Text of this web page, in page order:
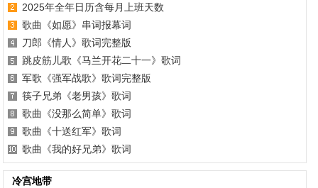
2025年全年日历含每月上班天数
歌曲《如愿》串词报幕词
刀郎《情人》歌词完整版
跳皮筋儿歌《马兰开花二十一》歌词
军歌《强军战歌》歌词完整版
筷子兄弟《老男孩》歌词
歌曲《没那么简单》歌词
歌曲《十送红军》歌词
歌曲《我的好兄弟》歌词
冷宫地带